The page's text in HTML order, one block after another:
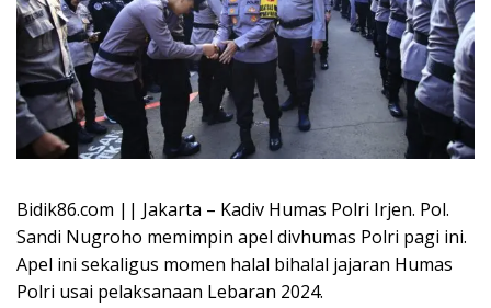
Bidik86.com || Jakarta – Kadiv Humas Polri Irjen. Pol.
Sandi Nugroho memimpin apel divhumas Polri pagi ini.
Apel ini sekaligus momen halal bihalal jajaran Humas
Polri usai pelaksanaan Lebaran 2024.